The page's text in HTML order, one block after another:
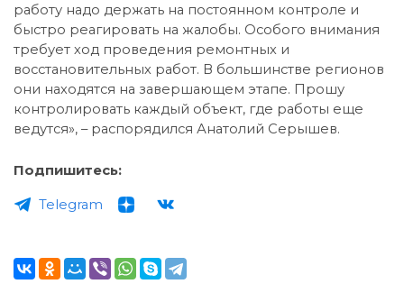
работу надо держать на постоянном контроле и
быстро реагировать на жалобы. Особого внимания
требует ход проведения ремонтных и
восстановительных работ. В большинстве регионов
они находятся на завершающем этапе. Прошу
контролировать каждый объект, где работы еще
ведутся», – распорядился Анатолий Серышев.
Подпишитесь:
Telegram